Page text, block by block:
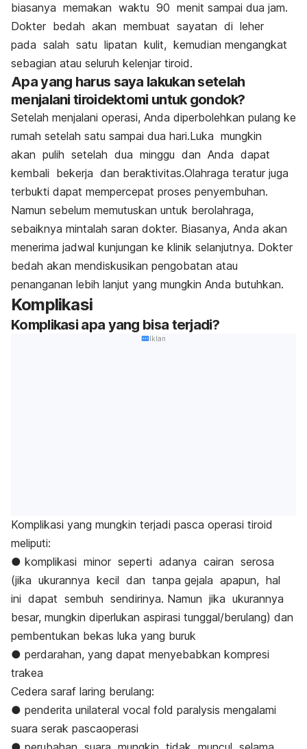
biasanya memakan waktu 90 menit sampai dua jam.
Dokter bedah akan membuat sayatan di leher
pada salah satu lipatan kulit, kemudian mengangkat
sebagian atau seluruh kelenjar tiroid.
Apa yang harus saya lakukan setelah
menjalani tiroidektomi untuk gondok?
Setelah menjalani operasi, Anda diperbolehkan pulang ke
rumah setelah satu sampai dua hari.Luka mungkin
akan pulih setelah dua minggu dan Anda dapat
kembali bekerja dan beraktivitas.Olahraga teratur juga
terbukti dapat mempercepat proses penyembuhan.
Namun sebelum memutuskan untuk berolahraga,
sebaiknya mintalah saran dokter. Biasanya, Anda akan
menerima jadwal kunjungan ke klinik selanjutnya. Dokter
bedah akan mendiskusikan pengobatan atau
penanganan lebih lanjut yang mungkin Anda butuhkan.
Komplikasi
Komplikasi apa yang bisa terjadi?
Iklan
Komplikasi yang mungkin terjadi pasca operasi tiroid
meliputi:
● komplikasi minor seperti adanya cairan serosa
(jika ukurannya kecil dan tanpa gejala apapun, hal
ini dapat sembuh sendirinya. Namun jika ukurannya
besar, mungkin diperlukan aspirasi tunggal/berulang) dan
pembentukan bekas luka yang buruk
● perdarahan, yang dapat menyebabkan kompresi
trakea
Cedera saraf laring berulang:
● penderita unilateral vocal fold paralysis mengalami
suara serak pascaoperasi